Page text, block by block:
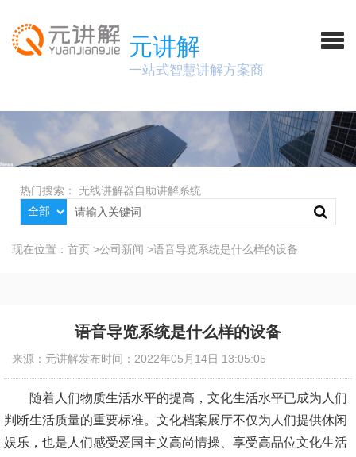
元讲解
一站式智慧讲解方案商
热门搜索： 无线讲解器自助讲解系统
现在位置： 首页 >公司新闻 >语音导览系统是什么样的设备
语音导览系统是什么样的设备
来源：元讲解发布时间：2022年05月14日 13:05:05
随着人们物质生活水平的提高，文化生活水平已成为人们
判断生活质量的重要标准。文化档案展厅不仅为人们提供休闲
娱乐，也是人们感受爱国主义高尚情操、享受高品位文化生活